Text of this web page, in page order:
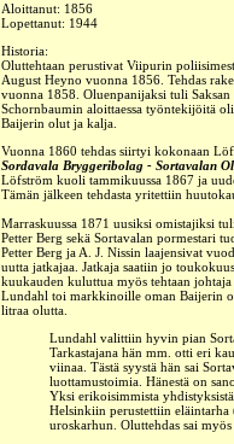
Aloittanut: 1856
Lopettanut: 1944
Historia:
Oluttehtaan perustivat Viipurin
August Heyno vuonna 1856. Tehdas
vuonna 1858. Oluenpanijaksi tuli
Schornbaumin aloittaessa työntekijöitä oli
Baijerin olut ja kalja.
Vuonna 1860 tehdas siirtyi kokonaan
Sordavala Bryggeribolag - Sortavalan
Löfström kuoli tammikuussa 1867 ja
Tämän jälkeen tehdasta yritettiin
Marraskuussa 1871 uusiksi omistajiksi
Petter Berg sekä Sortavalan pormestari
Petter Berg ja A. J. Nissin laajensivat
uutta jatkajaa. Jatkaja saatiin jo
kuukauden kuluttua myös tehtaan
Lundahl toi markkinoille oman Baijerin
litraa olutta.
Lundahl valittiin hyvin pian
Tarkastajana hän mm. otti eri
viinaa. Tästä syystä hän sai
luottamustoimia. Hänestä on
Yksi erikoisimmista
Helsinkiin perustettiin eläintarha
uroskarhun. Oluttehdas sai